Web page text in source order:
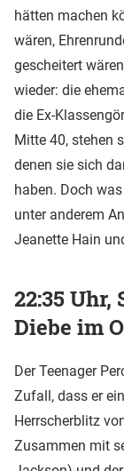
hätten machen
wären,
gescheitert
wieder: die
die Ex-
Mitte 40, stehen
denen sie sich
haben. Doch
unter anderem
Jeanette Hain
22:35 Uhr,
Diebe im
Der Teenager
Zufall, dass er
Herrscherblitz
Zusammen mit